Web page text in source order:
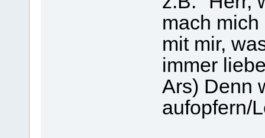
mach
mit mir,
immer
Ars) Denn
aufopfern/